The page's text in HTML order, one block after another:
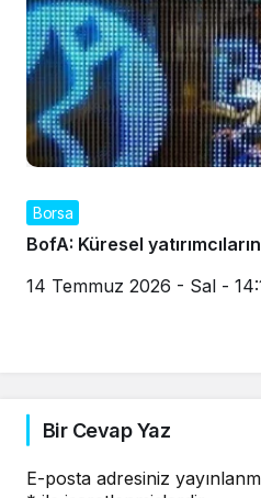
Borsa
BofA: Küresel
14 Temmuz 2026 - Sal -
Bir Cevap Yaz
E-posta adresiniz